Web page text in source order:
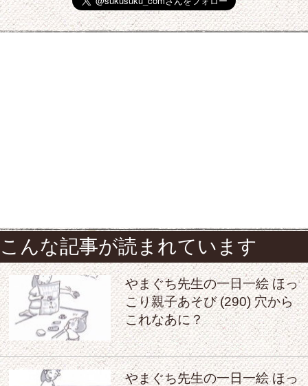
こんな記事が読まれています
やまぐち先生の一日一絵 ほっ
こり親子あそび (290) 穴から
これなあに？
やまぐち先生の一日一絵 ほっ